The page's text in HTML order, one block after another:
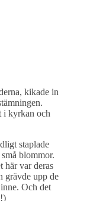
kikade in
i kyrkan och
staplade
blommor.
här var deras
grävde upp de
Och det